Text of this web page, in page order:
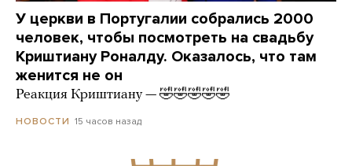
У церкви в Португалии собрались 2000
человек, чтобы посмотреть на свадьбу
Криштиану Роналду. Оказалось, что там
женится не он
Реакция Криштиану — 🤣🤣🤣🤣🤣
НОВОСТИ 15 часов назад